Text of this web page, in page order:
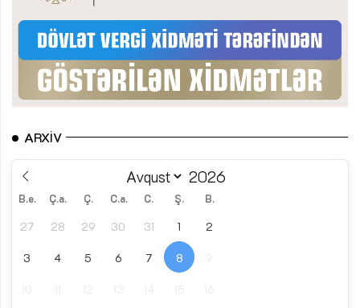
ARXIV
B.e. Ç.a. Ç. C.a. C. Ş. B.
27 28 29 30 31 1 2
3 4 5 6 7 8